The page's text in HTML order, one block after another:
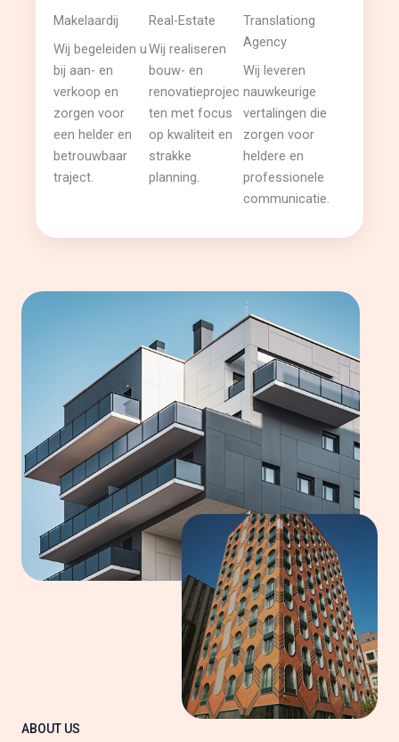
Makelaardij
Wij begeleiden u
bij aan- en
verkoop en
zorgen voor
een helder en
betrouwbaar
traject.
Real-Estate
Wij realiseren
bouw- en
renovatieprojec
ten met focus
op kwaliteit en
strakke
planning.
Translationg
Agency
Wij leveren
nauwkeurige
vertalingen die
zorgen voor
heldere en
professionele
communicatie.
ABOUT US